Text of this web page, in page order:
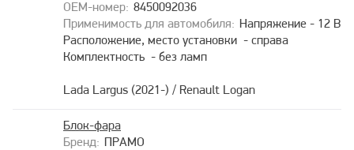
8450092036
Напряжение - 12 В
Расположение, место установки - справа
Комплектность - без ламп
Lada Largus (2021-) / Renault Logan
ПРАМО
Блок-фара